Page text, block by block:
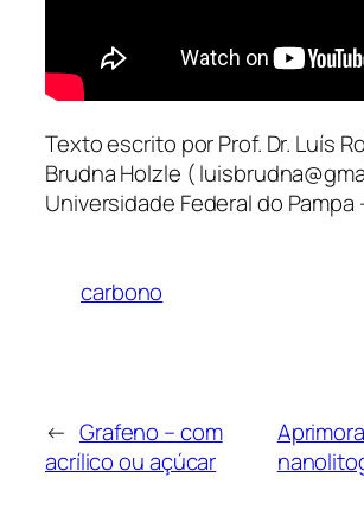
Texto escrito por Prof. Dr. Luís
Brudna Holzle (
Universidade Federal do Pampa
carbono
← Grafeno – com
acrílico ou açúcar